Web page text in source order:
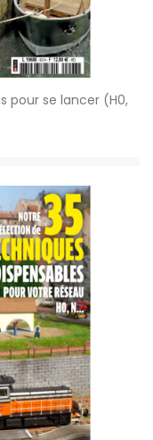
pour se lancer (H0,